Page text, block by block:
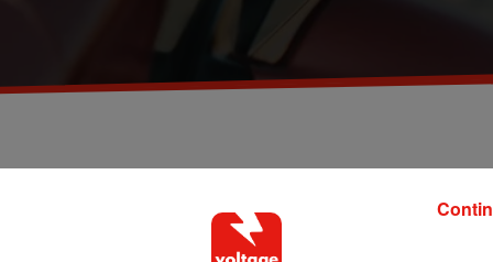
le chef de l'état a annoncé une réduction
modalités de délivrance du permis devraient